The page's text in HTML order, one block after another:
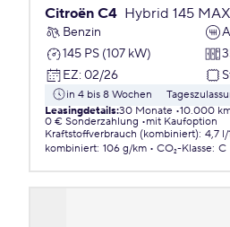
Citroën C4 Hybrid 145 MAX
Benzin
145 PS (107 kW)
EZ: 02/26
in 4 bis 8 Wochen
Leasingdetails:30 Monate 10.000
0 € Sonderzahlung
mit Kaufoption
Kraftstoffverbrauch (kombiniert): 4,7
kombiniert: 106 g/km CO₂-Klasse: C